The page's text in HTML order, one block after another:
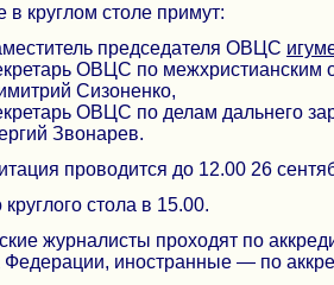
в круглом столе примут:
председателя ОВЦС
ОВЦС по межхристианским
Сизоненко,
ОВЦС по делам дальнего
Звонарев.
проводится до 12.00 26
стола в 15.00.
журналисты проходят по
Федерации, иностранные — по